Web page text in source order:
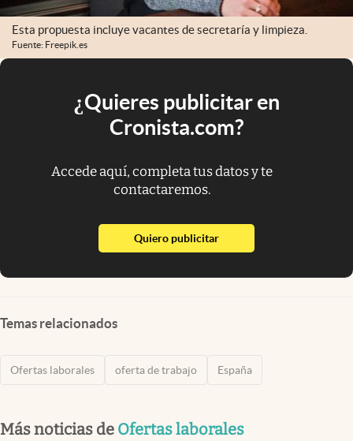
Esta propuesta incluye vacantes de secretaría y limpieza.
Fuente: Freepik.es
¿Quieres publicitar en
Cronista.com?
Accede aquí, completa tus datos y te
contactaremos.
Quiero publicitarabre en nueva pestaña
Temas relacionados
Ofertas laborales oferta de trabajo España
Más noticias de Ofertas laborales